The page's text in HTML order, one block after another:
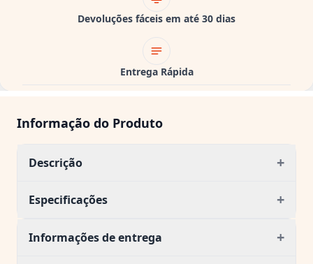
Devoluções fáceis em até 30 dias
Entrega Rápida
Informação do Produto
Descrição +
Especificações +
Informações de entrega +